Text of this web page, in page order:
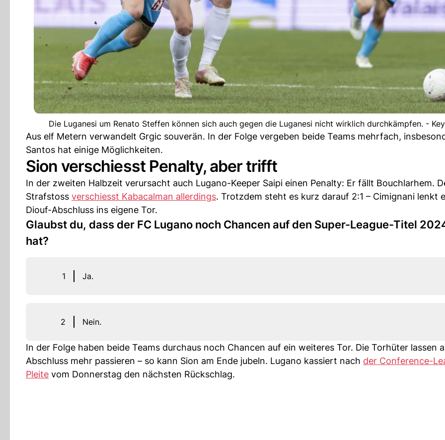
Die Luganesi um Renato Steffen können sich auch gegen die Luganesi nicht wirklich durchkämpfen. -
Aus elf Metern verwandelt Grgic souverän. In der Folge vergeben beide Teams mehrfach,
Santos hat einige Möglichkeiten.
Sion verschiesst Penalty, aber trifft
In der zweiten Halbzeit verursacht auch Lugano-Keeper Saipi einen Penalty: Er fällt Bouchlarhem.
Strafstoss verschiesst Kabacalman allerdings. Trotzdem steht es kurz darauf 2:1 – Cimignani lenkt
Diouf-Abschluss ins eigene Tor.
Glaubst du, dass der FC Lugano noch Chancen auf den Super-League-Titel
hat?
1 Ja.
2 Nein.
In der Folge haben beide Teams durchaus noch Chancen auf ein weiteres Tor. Die Torhüter lassen
Abschluss mehr passieren – so kann Sion am Ende jubeln. Lugano kassiert nach der Conference-
Pleite vom Donnerstag den nächsten Rückschlag.